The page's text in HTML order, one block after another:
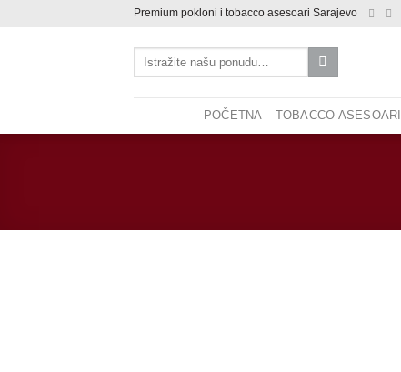
Premium pokloni i tobacco asesoari Sarajevo
Pretraži:
POČETNA TOBACCO ASESOARI